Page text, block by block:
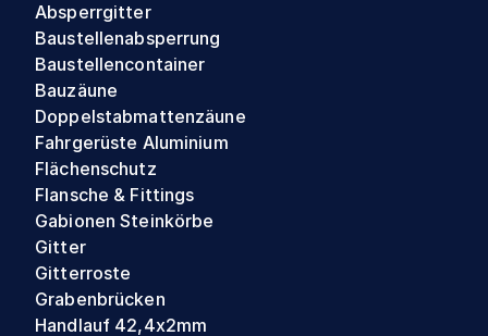
Absperrgitter
Baustellenabsperrung
Baustellencontainer
Bauzäune
Doppelstabmattenzäune
Fahrgerüste Aluminium
Flächenschutz
Flansche & Fittings
Gabionen Steinkörbe
Gitter
Gitterroste
Grabenbrücken
Handlauf 42,4x2mm